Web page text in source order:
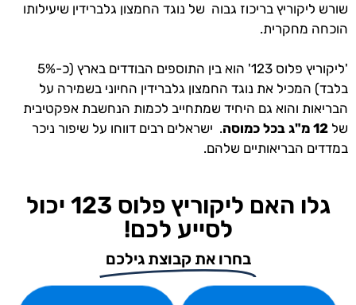
שורש ליקוריץ בריכוז גבוה של נוגד החמצון גלברידין שיעילותו
הוכחה מחקרית.
'ליקוריץ פלוס 123' הוא בין התוספים הבודדים בארץ (כ-5%
בלבד) המכיל את נוגד החמצון גלברידין החיוני בשמירה על
הבריאות והוא גם היחיד שמתחייב לכמות הנחשבת אפקטיבית
של 12 מ"ג בכל כמוסה
. ישראלים רבים דווחו על שיפור ניכר
במדדים הבריאותיים שלהם.
גלו האם ליקוריץ פלוס 123 יכול
לסייע לכם!
בחרו את קבוצת גילכם